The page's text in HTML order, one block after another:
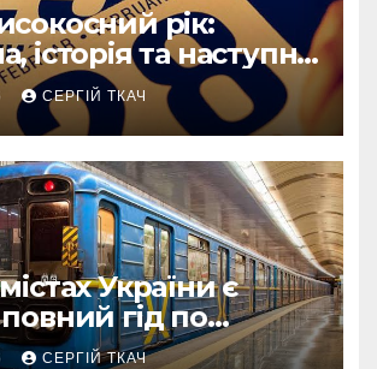
рік:
історія та наступні
СЕРГІЙ ТКАЧ
України є
гід по
2026
СЕРГІЙ ТКАЧ